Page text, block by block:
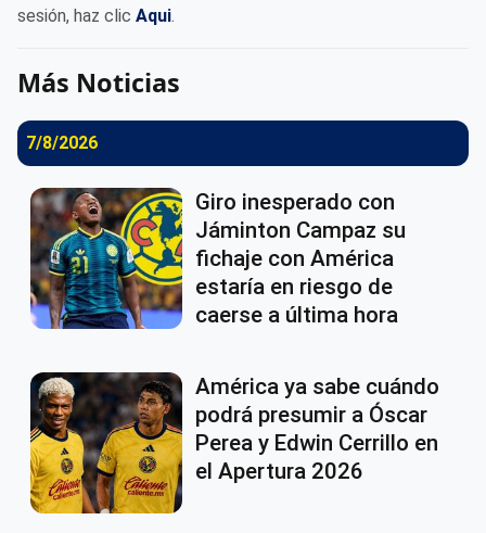
sesión, haz clic Aqui.
Más Noticias
7/8/2026
Giro inesperado con
Jáminton Campaz su
fichaje con América
estaría en riesgo de
caerse a última hora
América ya sabe cuándo
podrá presumir a Óscar
Perea y Edwin Cerrillo en
el Apertura 2026